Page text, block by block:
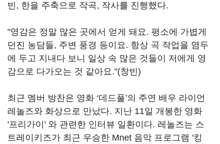
빈, 한을 주축으로 작곡, 작사를 진행했다.
"영감은 정말 많은 곳에서 얻게 돼요. 평소에 가볍게
던진 농담들, 주변 풍경 등이요. 항상 곡 작업을 염두
에 두고 지내다 보니 일상 속 많은 것들이 저에게 영
감으로 다가오는 것 같아요."(창빈)
최근 멤버 방찬은 영화 ‘데드풀’의 주연 배우 라이언
레놀즈와 화상으로 만났다. 지난 11일 개봉한 영화
'프리가이' 와 관련한 인터뷰 일환이다. 레놀즈는 스
트레이키즈가 최근 우승한 Mnet 음악 프로그램 '킹